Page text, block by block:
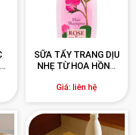
SỮA TẨY TRANG DỊU
NHẸ TỪ HOA HỒNG
Giá: liên hệ